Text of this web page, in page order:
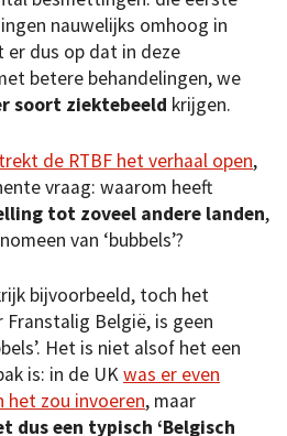
nauwelijks omhoog in
er dus op dat in deze
betere behandelingen, we
soort ziektebeeld krijgen.
trekt de RTBF het verhaal open,
vraag: waarom heeft
tot zoveel andere landen,
van ‘bubbels’?
bijvoorbeeld, toch het
België, is geen
Het is niet alsof het een
is: in de UKwas er even
het zou invoeren, maar
dus een typisch ‘Belgisch